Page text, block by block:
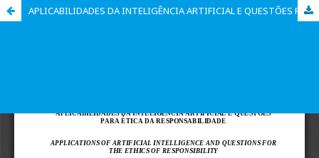
APLICABILIDADES DA INTELIGÊNCIA ARTIFICIAL E QUESTÕES PARA ÉTICA DA RESPONSABILIDADE